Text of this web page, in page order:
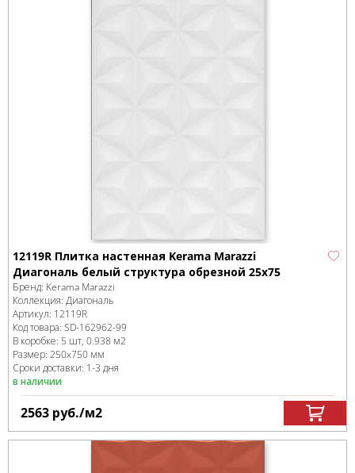
12119R Плитка настенная Kerama Marazzi
Диагональ белый структура обрезной 25x75
Бренд: Kerama Marazzi
Коллекция: Диагональ
Артикул: 12119R
Код товара: SD-162962-99
В коробке: 5 шт, 0.938 м2
Размер: 250x750 мм
Сроки доставки: 1-3 дня
в наличии
2563 руб./м2